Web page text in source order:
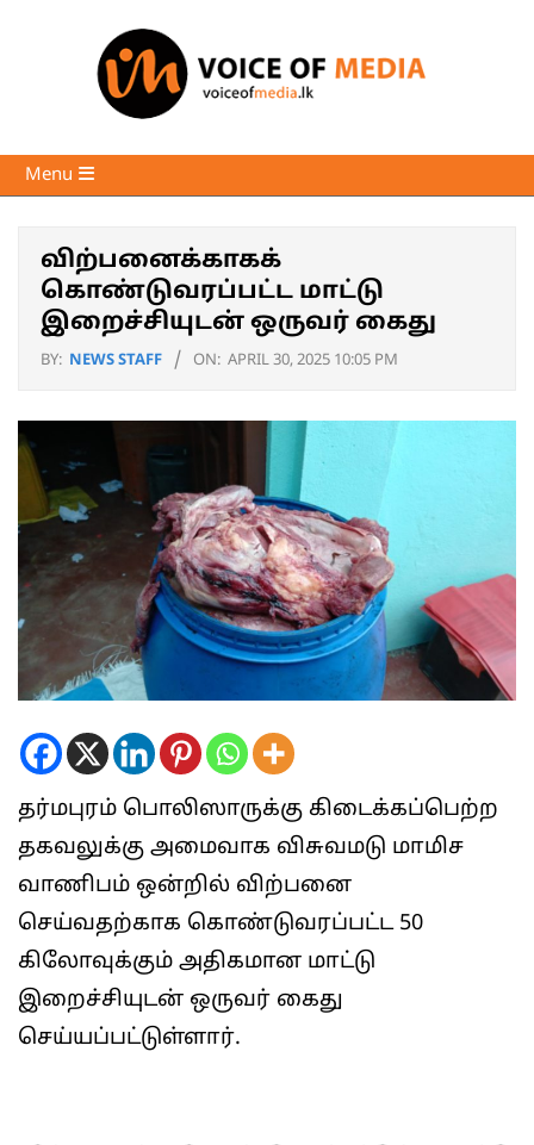
Voice
of
Primary
Navigation
Menu
விற்பனைக்காகக்
கொண்டுவரப்பட்ட மாட்டு
இறைச்சியுடன் ஒருவர் கைது
BY: NEWS STAFF ON: APRIL 30, 2025 10:05 PM
தர்மபுரம் பொலிஸாருக்கு கிடைக்கப்பெற்ற
தகவலுக்கு அமைவாக விசுவமடு மாமிச
வாணிபம் ஒன்றில் விற்பனை
செய்வதற்காக கொண்டுவரப்பட்ட 50
கிலோவுக்கும் அதிகமான மாட்டு
இறைச்சியுடன் ஒருவர் கைது
செய்யப்பட்டுள்ளார்.